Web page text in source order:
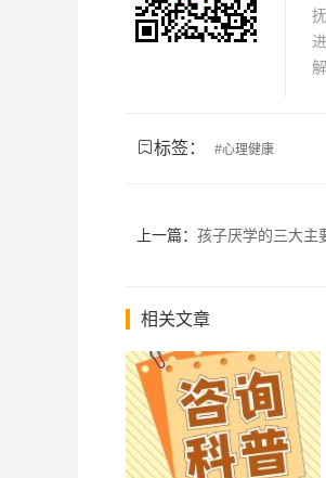
解
标签： #心理健康
上一篇： 孩子厌学的三大主
相关文章